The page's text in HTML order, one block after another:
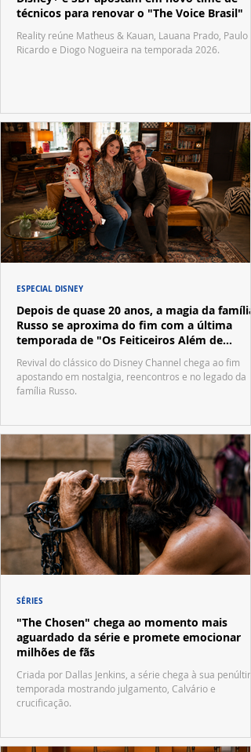
técnicos para renovar o "The Voice Brasil"
Reality reúne Matheus & Kauan, Lauana Prado, Paulo
Ricardo e Diogo Nogueira na temporada 2026.
Depois de quase 20 anos, a magia da família
Russo se aproxima do fim com a última
temporada de "Os Feiticeiros Além de
Waverly Place"
Revival do clássico do Disney Channel chega ao fim
apostando em nostalgia, reencontros e no legado da
família Russo.
ESPECIAL DISNEY
"The Chosen" chega ao momento mais
aguardado da série e promete emocionar
milhões de fãs
Criada por Dallas Jenkins, a série chega à sua
temporada mostrando julgamento, Calvário e
crucificação.
SÉRIES